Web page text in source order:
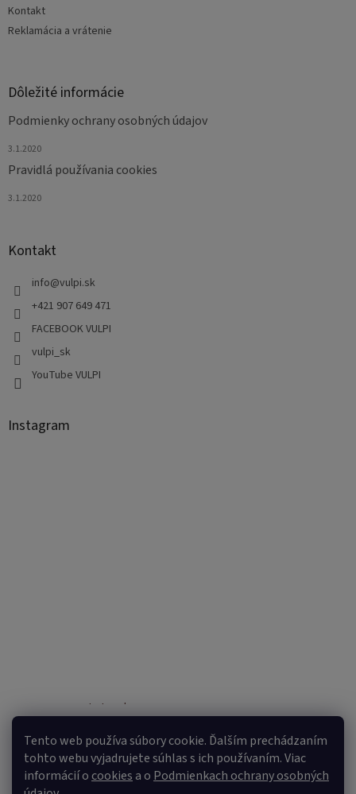
Tento web používa súbory cookie. Ďalším prechádzaním
tohto webu vyjadrujete súhlas s ich používaním. Viac
informácií ocookiesa o Podmienkach ochrany osobných
Kontakt
Reklamácia a vrátenie
Dôležité informácie
Podmienky ochrany osobných údajov
3.1.2020
Pravidlá používania cookies
3.1.2020
Kontakt
info@vulpi.sk
+421 907 649 471
FACEBOOK VULPI
vulpi_sk
YouTube VULPI
Instagram
Sledovať na Instagrame